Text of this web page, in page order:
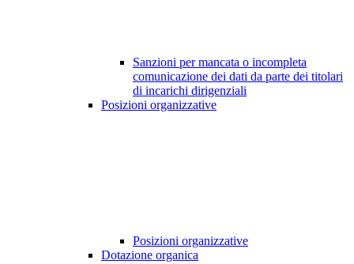
Sanzioni per mancata o incompleta
comunicazione dei dati da parte dei titolari
di incarichi dirigenziali
Posizioni organizzative
Posizioni organizzative
Dotazione organica